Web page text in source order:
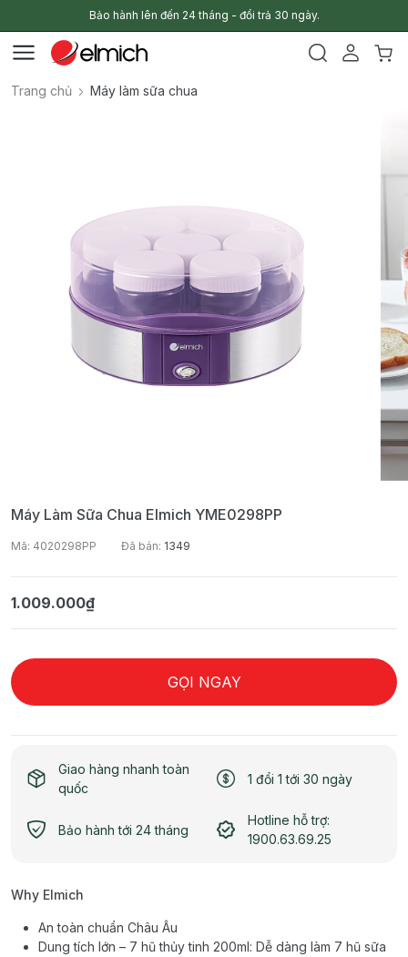
Bảo hành lên đến 24 tháng - đổi trả 30 ngày.
Trang chủ Máy làm sữa chua
Máy Làm Sữa Chua Elmich YME0298PP
Mã: 4020298PP Đã bán: 1349
1.009.000₫
GỌI NGAY
Giao hàng nhanh toàn
quốc
1 đổi 1 tới 30 ngày
Bảo hành tới 24 tháng
Hotline hỗ trợ:
1900.63.69.25
Why Elmich
An toàn chuẩn Châu Âu
Dung tích lớn – 7 hũ thủy tinh 200ml: Dễ dàng làm 7 hũ sữa